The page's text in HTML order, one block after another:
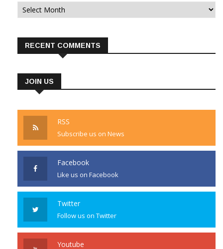
Archives
RECENT COMMENTS
JOIN US
RSS
Subscribe us on News
Facebook
Like us on Facebook
Twitter
Follow us on Twitter
Youtube